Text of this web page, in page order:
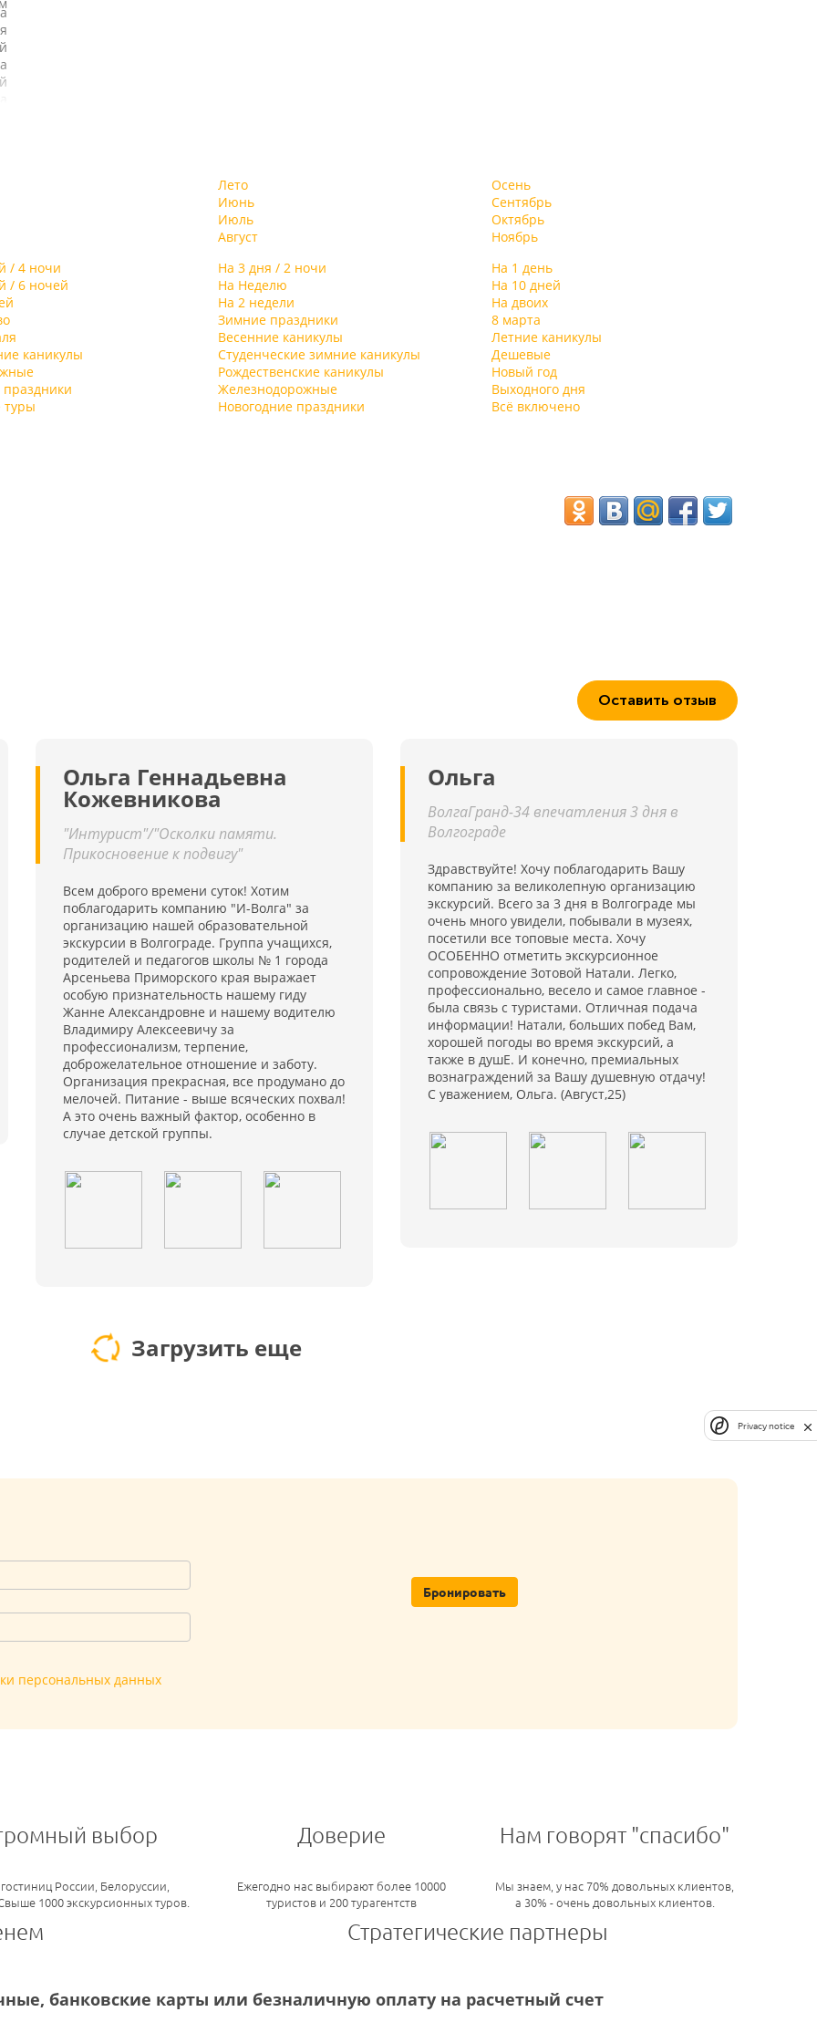
Лето
Июнь
Июль
Август
Осень
Сентябрь
Октябрь
Ноябрь
/ 4 ночи На 3 дня / 2 ночи
На 1 день
/ 6 ночей На Неделю
На 10 дней
На 2 недели
На двоих
Зимние праздники
8 марта
Весенние каникулы
Летние каникулы
каникулы Студенческие зимние каникулы
Дешевые
Рождественские каникулы
Новый год
Железнодорожные
Выходного дня
туры Новогодние праздники
Всё включено
Оставить отзыв
Ольга Геннадьевна
Кожевникова
"Интурист"/"Осколки памяти.
Прикосновение к подвигу"
Всем доброго времени суток! Хотим
поблагодарить компанию "И-Волга" за
организацию нашей образовательной
экскурсии в Волгограде. Группа учащихся,
родителей и педагогов школы № 1 города
Арсеньева Приморского края выражает
особую признательность нашему гиду
Жанне Александровне и нашему водителю
Владимиру Алексеевичу за
профессионализм, терпение,
доброжелательное отношение и заботу.
Организация прекрасная, все продумано до
мелочей. Питание - выше всяческих похвал!
А это очень важный фактор, особенно в
случае детской группы.
Ольга
ВолгаГранд-34 впечатления 3 дня в
Волгограде
Здравствуйте! Хочу поблагодарить Вашу
компанию за великолепную организацию
экскурсий. Всего за 3 дня в Волгограде мы
очень много увидели, побывали в музеях,
посетили все топовые места. Хочу
ОСОБЕННО отметить экскурсионное
сопровождение Зотовой Натали. Легко,
профессионально, весело и самое главное -
была связь с туристами. Отличная подача
информации! Натали, больших побед Вам,
хорошей погоды во время экскурсий, а
также в душЕ. И конечно, премиальных
вознаграждений за Вашу душевную отдачу!
С уважением, Ольга. (Август,25)
Загрузить еще
персональных данных
Бронировать
выбор
России, Белоруссии,
1000 экскурсионных туров.
Доверие
Ежегодно нас выбирают более 10000
туристов и 200 турагентств
Нам говорят "спасибо"
Мы знаем, у нас 70% довольных клиентов,
а 30% - очень довольных клиентов.
Стратегические партнеры
банковские карты или безналичную оплату на расчетный счет
Privacy notice